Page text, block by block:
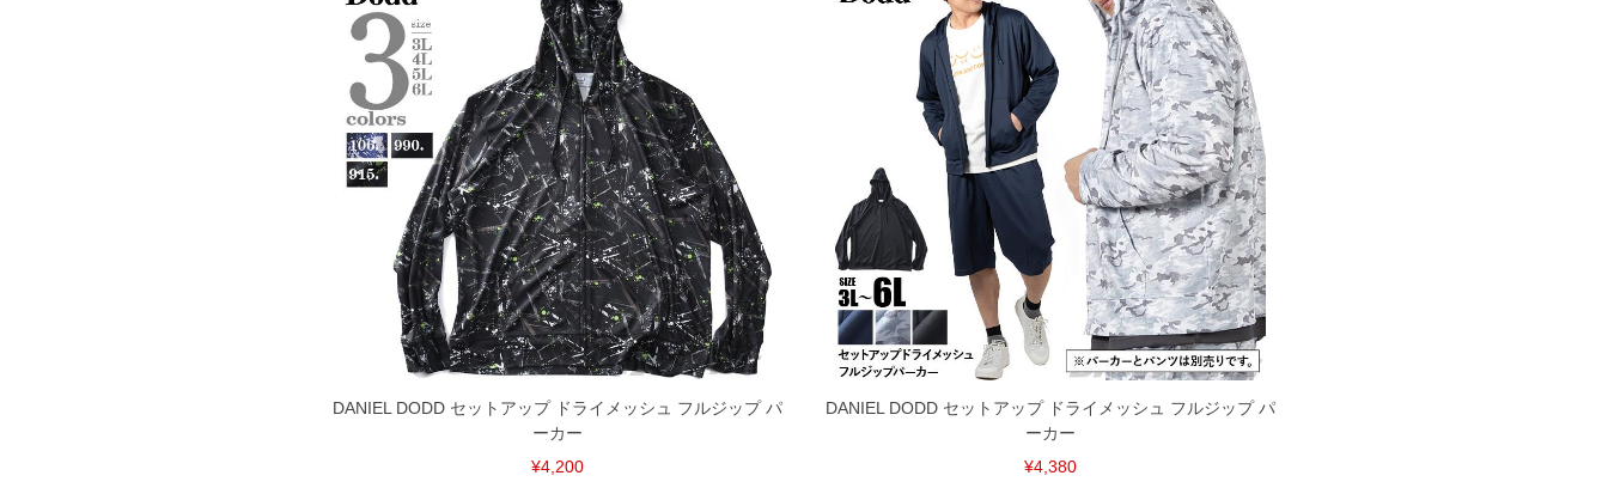
単位はcm
※商品によって若干のサイズの誤差がございます。また、お客様がご使用の環境（コンピュータ画
面）によって、商品の色味が若干異なる場合がございます。予めご了承ください。
※上記サイズが実際の商品に付いているタグのサイズ表記と異なる場合があります。お取り扱い前に
商品付属タグの記載もご確認下さい。
※当店での掲載商品は、実店鋪と在庫を共用しておりますので店頭での売り違い、店舗からのお取り
寄せ等により、お客様にご迷惑をお掛けしてしまう場合がございます。そのようなことがない様最大
限に努めておりますが、もしあった場合速やかにご連絡させて頂きますので予めご了承ください。
※【ボトムの裾上げをご希望の場合】
裾上げ料金は500円+税となります。
備考欄に股下●cmとご記入下さい。（裾上げ無料対象商品は1本につき税込6,000円以上の品が対象。
1本5,999円以下の商品は有料（500円+税）となります。）
出荷まで約1週間～20日間程お時間を頂く場合がございます。
尚、裾上げした商品は返品・交換不可となりますので、予めご了承下さい。
一部、お直しに対応出来ない商品がございます。(例：裾にファスナーや調節ひもが付いている、極
返品交換希望の方は、商品到着後1週間以内にご連絡ください。
DANIEL DODD セットアップ ドライメッシュ フルジップ パ
ーカー
¥4,200
DANIEL DODD セットアップ ドライメッシュ フルジップ パ
ーカー
¥4,380